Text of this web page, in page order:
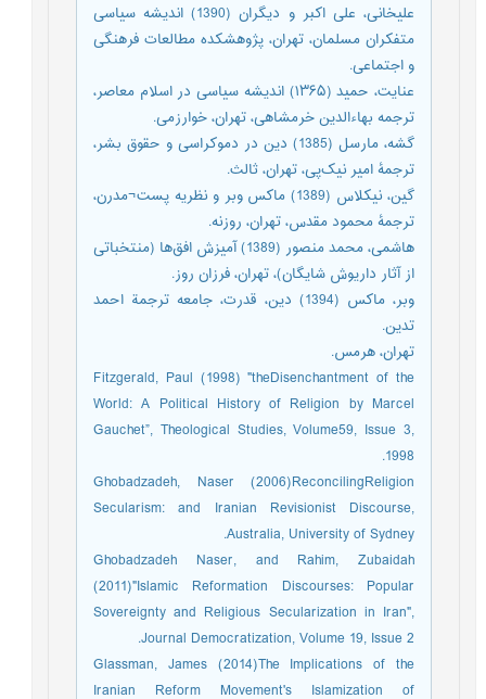
علیخانی، علی اکبر و دیگران (1390) اندیشه سیاسی
متفکران مسلمان، تهران، پژوهشکده مطالعات فرهنگی
و اجتماعی.
عنایت، حمید (۱۳۶۵) اندیشه سیاسی در اسلام معاصر،
ترجمه بهاءالدین خرمشاهی، تهران، خوارزمی.
گشه، مارسل (1385) دین در دموکراسی و حقوق بشر،
ترجمۀ امیر نیک‌پی، تهران، ثالث.
گین، نیکلاس (1389) ماکس وبر و نظریه پست¬مدرن،
ترجمۀ محمود مقدس، تهران، روزنه.
هاشمی، محمد منصور (1389) آمیزش افق‌ها (منتخباتی
از آثار داریوش شایگان)، تهران، فرزان روز.
وبر، ماکس (1394) دین، قدرت، جامعه ترجمة احمد
تدین.
تهران، هرمس.
Fitzgerald, Paul (1998) "theDisenchantment of the
World: A Political History of Religion by Marcel
Gauchet”, Theological Studies, Volume59, Issue 3,
1998.
Ghobadzadeh, Naser (2006)ReconcilingReligion
Secularism: and Iranian Revisionist Discourse,
Australia, University of Sydney.
Ghobadzadeh Naser, and Rahim, Zubaidah
(2011)"Islamic Reformation Discourses: Popular
Sovereignty and Religious Secularization in Iran",
Journal Democratization, Volume 19, Issue 2.
Glassman, James (2014)The Implications of the
Iranian Reform Movement's Islamization of